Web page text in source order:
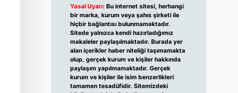
Yasal Uyarı: Bu internet sitesi, herhangi
bir marka, kurum veya şahıs şirketi ile
hiçbir bağlantısı bulunmamaktadır.
Sitede yalnızca kendi hazırladığımız
makaleler paylaşılmaktadır. Burada yer
alan içerikler haber niteliği taşımamakta
olup, gerçek kurum ve kişiler hakkında
paylaşım yapılmamaktadır. Gerçek
kurum ve kişiler ile isim benzerlikleri
tamamen tesadüfidir. Sitemizdeki